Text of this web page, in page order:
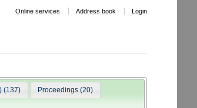
Online services Address book Login
(137) Proceedings (20)